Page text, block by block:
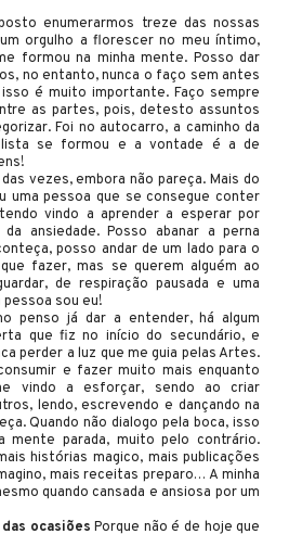
enumerarmos treze das nossas
orgulho a florescer no meu íntimo,
formou na minha mente. Posso dar
no entanto, nunca o faço sem antes
é muito importante. Faço sempre
as partes, pois, detesto assuntos
Foi no autocarro, a caminho da
lista se formou e a vontade é a de
vezes, embora não pareça. Mais do
uma pessoa que se consegue conter
vindo a aprender a esperar por
ansiedade. Posso abanar a perna
posso andar de um lado para o
fazer, mas se querem alguém ao
de respiração pausada e uma
sou eu!
penso já dar a entender, há algum
que fiz no início do secundário, e
perder a luz que me guia pelas Artes.
e fazer muito mais enquanto
vindo a esforçar, sendo ao criar
lendo, escrevendo e dançando na
Quando não dialogo pela boca, isso
parada, muito pelo contrário.
histórias magico, mais publicações
mais receitas preparo… A minha
quando cansada e ansiosa por um
das ocasiõesPorque não é de hoje que